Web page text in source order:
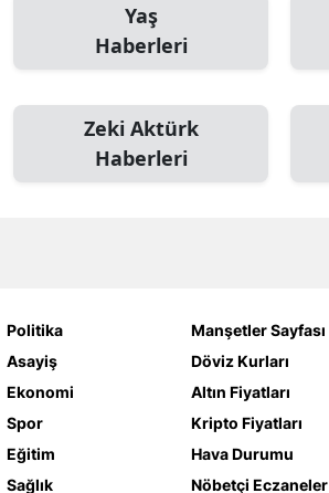
Yaş
Haberleri
Zeki Aktürk
Haberleri
Politika
Asayiş
Ekonomi
Spor
Eğitim
Sağlık
Manşetler Sayfası
Döviz Kurları
Altın Fiyatları
Kripto Fiyatları
Hava Durumu
Nöbetçi Eczaneler